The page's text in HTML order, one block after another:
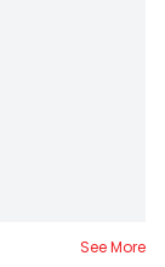
See More